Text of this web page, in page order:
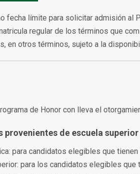
fecha límite para solicitar admisión al
regular de los términos que
en otros términos, sujeto a la
de Honor con lleva el
provenientes de escuela
para candidatos elegibles que
para los candidatos elegibles